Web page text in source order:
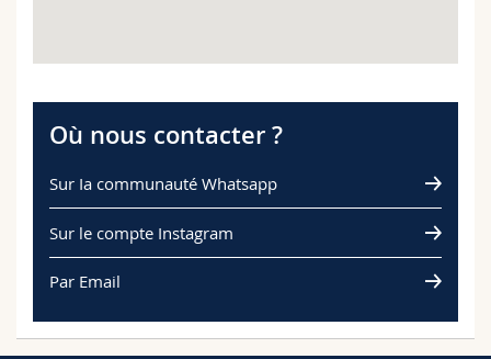
Où nous contacter ?
Sur Ia communauté Whatsapp
Sur le compte Instagram
Par Email